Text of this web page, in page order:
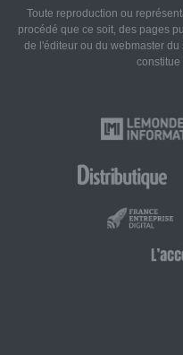
Toute reproduction ou
procédé que ce soit, des pages
de l'éditeur ou du webmaster
constitue